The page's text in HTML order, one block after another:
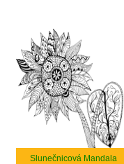
Slunečnicová Mandala